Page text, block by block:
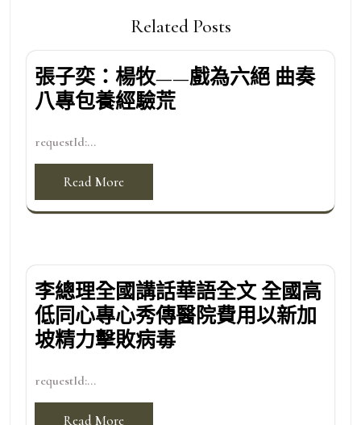
Related Posts
張子奕：楊牧——戲為六絕 曲奏
八專包養經驗荒
requestId:...
Read More
李總理全國講話華語全文 全國高
低同心專心秀傳醫院費用以新加
坡精力擊敗病毒
requestId:...
Read More